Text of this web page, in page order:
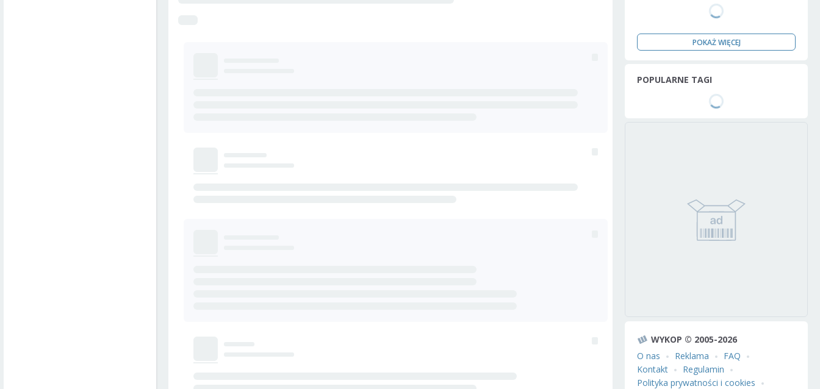
POKAŻ WIĘCEJ
POPULARNE TAGI
WYKOP © 2005-2026
O nas
Reklama
FAQ
Kontakt
Regulamin
Polityka prywatności i cookies